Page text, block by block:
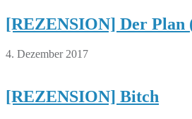
[REZENSION] Der Plan
4. Dezember 2017
[REZENSION] Bitch